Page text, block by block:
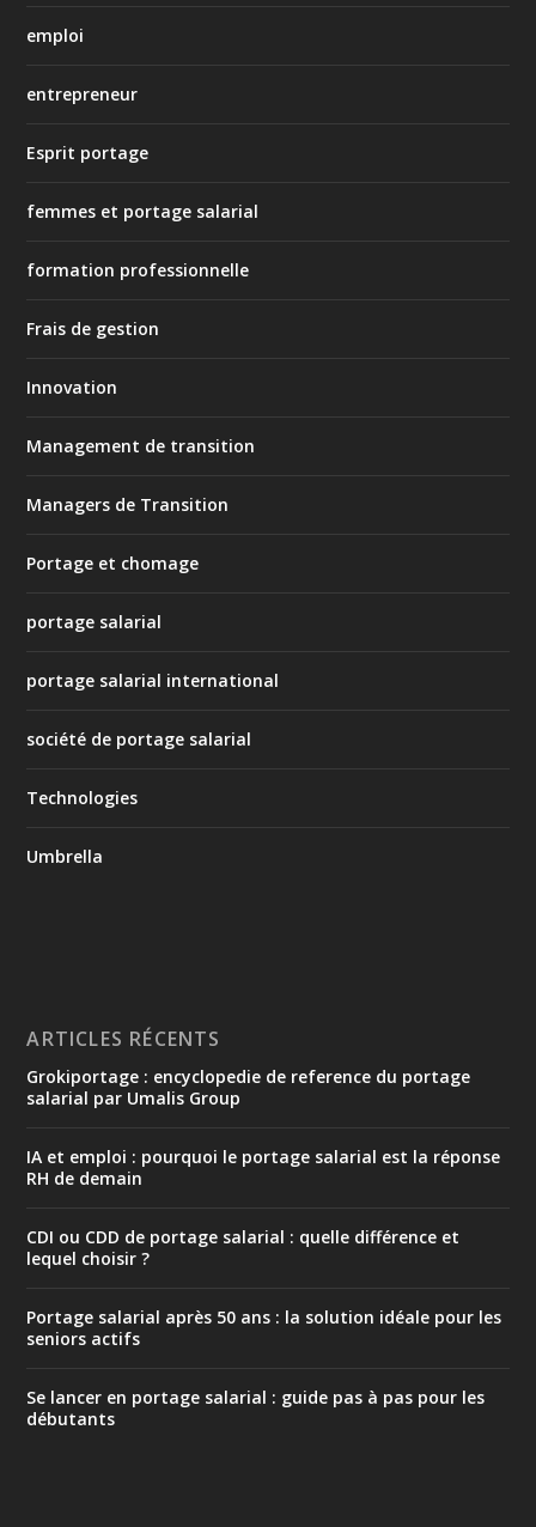
emploi
entrepreneur
Esprit portage
femmes et portage salarial
formation professionnelle
Frais de gestion
Innovation
Management de transition
Managers de Transition
Portage et chomage
portage salarial
portage salarial international
société de portage salarial
Technologies
Umbrella
ARTICLES RÉCENTS
Grokiportage : encyclopedie de reference du portage
salarial par Umalis Group
IA et emploi : pourquoi le portage salarial est la réponse
RH de demain
CDI ou CDD de portage salarial : quelle différence et
lequel choisir ?
Portage salarial après 50 ans : la solution idéale pour les
seniors actifs
Se lancer en portage salarial : guide pas à pas pour les
débutants